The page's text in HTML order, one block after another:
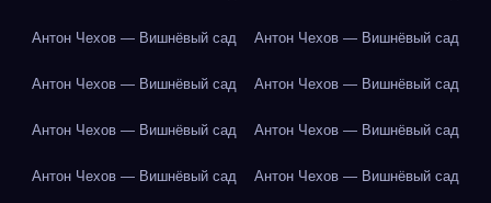
Антон Чехов — Вишнёвый сад Антон Чехов — Вишнёвый сад
Антон Чехов — Вишнёвый сад Антон Чехов — Вишнёвый сад
Антон Чехов — Вишнёвый сад Антон Чехов — Вишнёвый сад
Антон Чехов — Вишнёвый сад Антон Чехов — Вишнёвый сад